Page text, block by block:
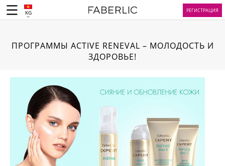
KG РЕГИСТРАЦИЯ
ПРОГРАММЫ ACTIVE RENEVAL – МОЛОДОСТЬ И
ЗДОРОВЬЕ!